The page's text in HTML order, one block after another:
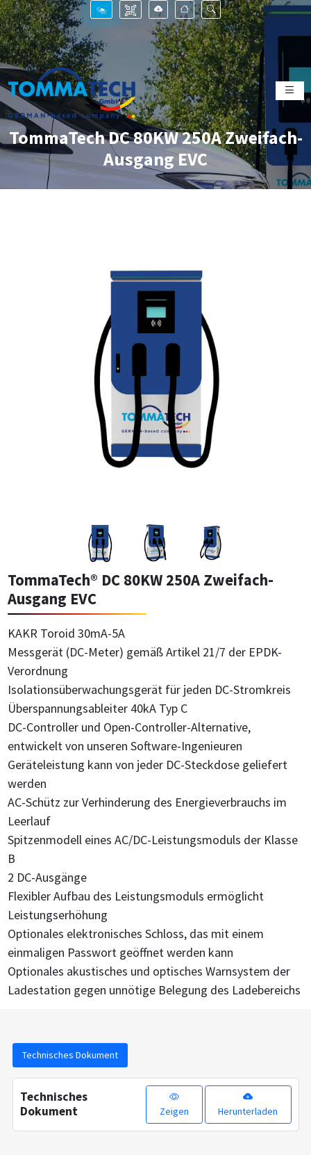
TommaTech DC 80KW 250A Zweifach-
Ausgang EVC
TommaTech® DC 80KW 250A Zweifach-
Ausgang EVC
KAKR Toroid 30mA-5A
Messgerät (DC-Meter) gemäß Artikel 21/7 der EPDK-
Verordnung
Isolationsüberwachungsgerät für jeden DC-Stromkreis
Überspannungsableiter 40kA Typ C
DC-Controller und Open-Controller-Alternative,
entwickelt von unseren Software-Ingenieuren
Geräteleistung kann von jeder DC-Steckdose geliefert
werden
AC-Schütz zur Verhinderung des Energieverbrauchs im
Leerlauf
Spitzenmodell eines AC/DC-Leistungsmoduls der Klasse
B
2 DC-Ausgänge
Flexibler Aufbau des Leistungsmoduls ermöglicht
Leistungserhöhung
Optionales elektronisches Schloss, das mit einem
einmaligen Passwort geöffnet werden kann
Optionales akustisches und optisches Warnsystem der
Ladestation gegen unnötige Belegung des Ladebereichs
Technisches Dokument
Technisches
Dokument
Zeigen Herunterladen